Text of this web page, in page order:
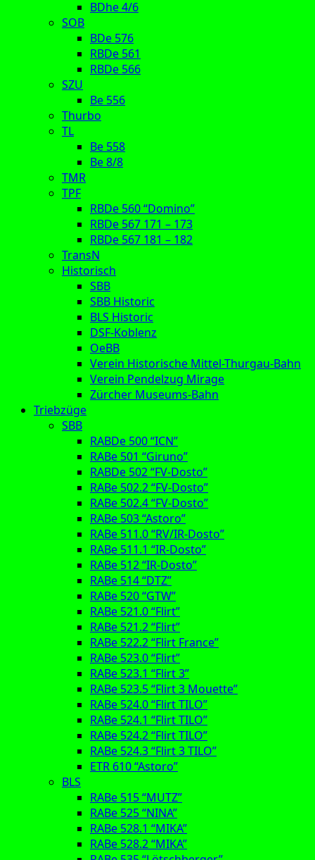
BDhe 4/6
SOB
BDe 576
RBDe 561
RBDe 566
SZU
Be 556
Thurbo
TL
Be 558
Be 8/8
TMR
TPF
RBDe 560 “Domino”
RBDe 567 171 – 173
RBDe 567 181 – 182
TransN
Historisch
SBB
SBB Historic
BLS Historic
DSF-Koblenz
OeBB
Verein Historische Mittel-Thurgau-Bahn
Verein Pendelzug Mirage
Zürcher Museums-Bahn
Triebzüge
SBB
RABDe 500 “ICN”
RABe 501 “Giruno”
RABDe 502 “FV-Dosto”
RABe 502.2 “FV-Dosto”
RABe 502.4 “FV-Dosto”
RABe 503 “Astoro”
RABe 511.0 “RV/IR-Dosto”
RABe 511.1 “IR-Dosto”
RABe 512 “IR-Dosto”
RABe 514 “DTZ”
RABe 520 “GTW”
RABe 521.0 “Flirt”
RABe 521.2 “Flirt”
RABe 522.2 “Flirt France”
RABe 523.0 “Flirt”
RABe 523.1 “Flirt 3”
RABe 523.5 “Flirt 3 Mouette”
RABe 524.0 “Flirt TILO”
RABe 524.1 “Flirt TILO”
RABe 524.2 “Flirt TILO”
RABe 524.3 “Flirt 3 TILO”
ETR 610 “Astoro”
BLS
RABe 515 “MUTZ”
RABe 525 “NINA”
RABe 528.1 “MIKA”
RABe 528.2 “MIKA”